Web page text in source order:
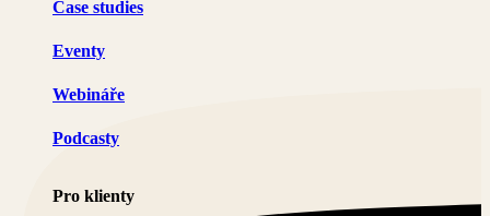
Case studies
Eventy
Webináře
Podcasty
Pro klienty